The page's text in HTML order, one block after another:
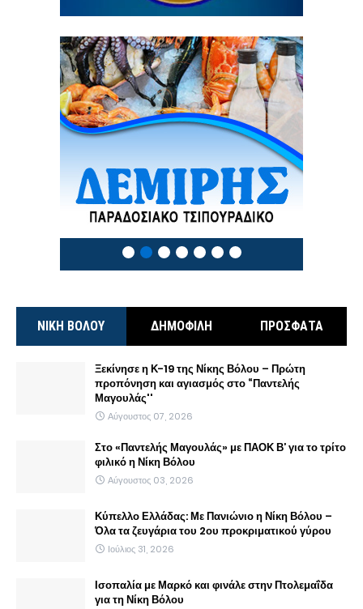
3 / 8
ΝΙΚΗ ΒΟΛΟΥ ΔΗΜΟΦΙΛΗ ΠΡΟΣΦΑΤΑ
Ξεκίνησε η Κ-19 της Νίκης Βόλου – Πρώτη
προπόνηση και αγιασμός στο “Παντελής
Μαγουλάς''
Αύγουστος 07, 2026
Στο «Παντελής Μαγουλάς» με ΠΑΟΚ Β’ για το τρίτο
φιλικό η Νίκη Βόλου
Αύγουστος 03, 2026
Κύπελλο Ελλάδας: Με Πανιώνιο η Νίκη Βόλου –
Όλα τα ζευγάρια του 2ου προκριματικού γύρου
Ιούλιος 31, 2026
Ισοπαλία με Μαρκό και φινάλε στην Πτολεμαΐδα
για τη Νίκη Βόλου